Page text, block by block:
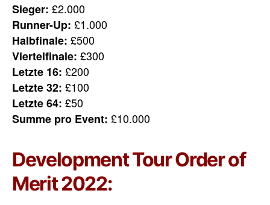
Sieger: £2.000
Runner-Up: £1.000
Halbfinale: £500
Viertelfinale: £300
Letzte 16: £200
Letzte 32: £100
Letzte 64: £50
Summe pro Event: £10.000
Development Tour Order of
Merit 2022: